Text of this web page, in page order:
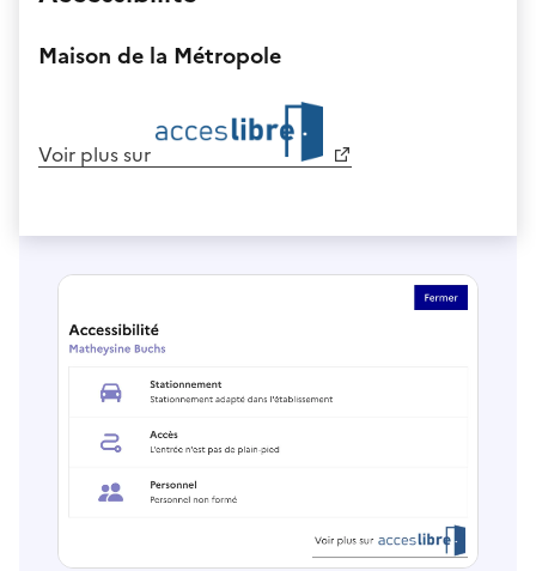
Maison de la Métropole
Voir plus sur